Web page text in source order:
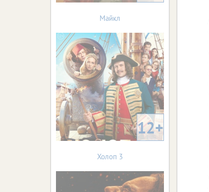
Майкл
12+
Холоп 3